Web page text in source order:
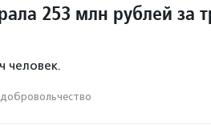
253 млн рублей за
человек.